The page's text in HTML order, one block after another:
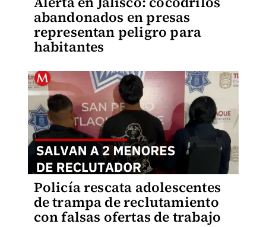
abandonados en presas
representan peligro para
habitantes
Policía rescata adolescentes
de trampa de reclutamiento
con falsas ofertas de trabajo